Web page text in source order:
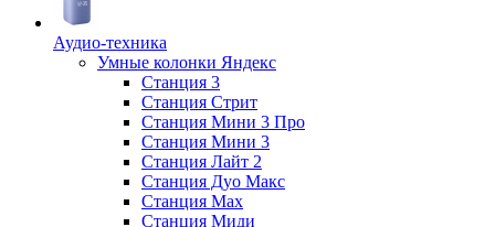
Аудио-техника
Умные колонки Яндекс
Станция 3
Станция Стрит
Станция Мини 3 Про
Станция Мини 3
Станция Лайт 2
Станция Дуо Макс
Станция Max
Станция Миди